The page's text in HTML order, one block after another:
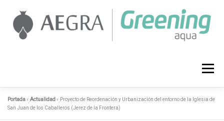
contenido
Menú
ACTUALIDAD CONTACTO
Portada»Actualidad »Proyecto de Reordenación y Urbanización del entorno de la Iglesia de
San Juan de los Caballeros (Jerez de la Frontera)